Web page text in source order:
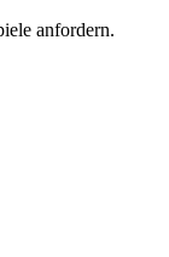
anfordern.